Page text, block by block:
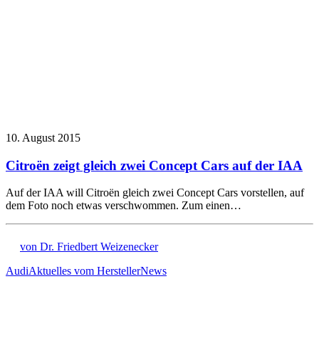
10. August 2015
Citroën zeigt gleich zwei Concept Cars auf der IAA
Auf der IAA will Citroën gleich zwei Concept Cars vorstellen, auf
dem Foto noch etwas verschwommen. Zum einen…
von Dr. Friedbert Weizenecker
AudiAktuelles vom HerstellerNews